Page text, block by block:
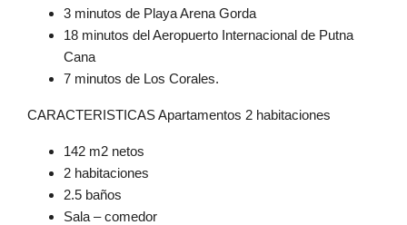
3 minutos de Playa Arena Gorda
18 minutos del Aeropuerto Internacional de Putna
Cana
7 minutos de Los Corales.
CARACTERISTICAS Apartamentos 2 habitaciones
142 m2 netos
2 habitaciones
2.5 baños
Sala – comedor